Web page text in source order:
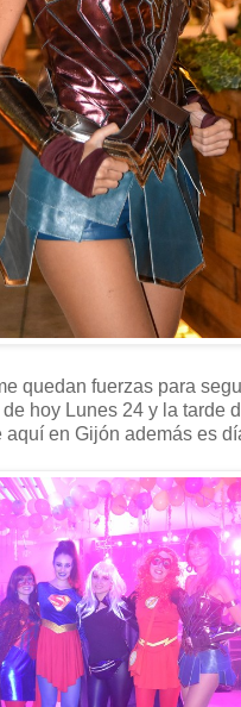
quedan fuerzas para
hoy Lunes 24 y la tarde
aquí en Gijón además es